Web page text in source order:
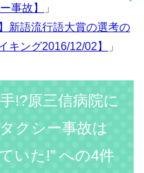
事故】
」
新語流行語大賞の選考の
キング2016/12/02】
」
!?原三信病院に
クシー事故は
いた!” への4件